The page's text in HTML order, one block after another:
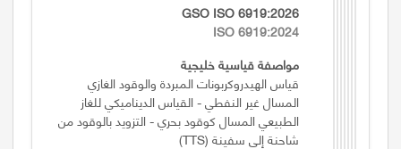
GSO ISO 6919:2026
ISO 6919:2024
مواصفة قياسية خليجية
قياس الهيدروكربونات المبردة والوقود الغازي
المسال غير النفطي - القياس الديناميكي للغاز
الطبيعي المسال كوقود بحري - التزويد بالوقود من
شاحنة إلى سفينة (TTS)